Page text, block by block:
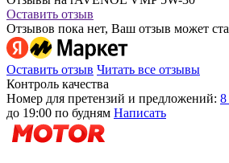
Оставить отзыв
Отзывов пока нет, Ваш отзыв может
Оставить отзыв Читать все отзывы
Контроль качества
Номер для претензий и предложений: 8
до 19:00 по будням Написать